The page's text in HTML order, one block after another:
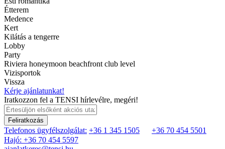
Étterem
Medence
Kert
Kilátás a tengerre
Lobby
Party
Riviera honeymoon beachfront club level
Vizisportok
Vissza
Kérje ajánlatunkat!
Iratkozzon fel a TENSI hírlevélre, megéri!
Feliratkozás
Telefonos ügyfélszolgálat: +36 1 345 1505
+36 70 454 5501
Hajó: +36 70 454 5597